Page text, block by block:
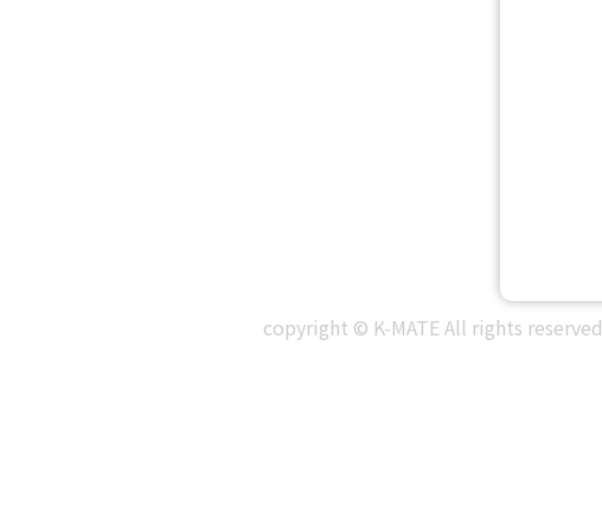
copyright © K-MATE All rights